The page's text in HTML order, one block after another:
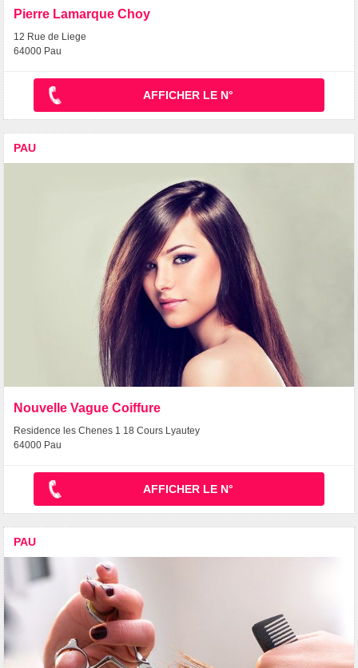
Pierre Lamarque Choy
12 Rue de Liege
64000 Pau
AFFICHER LE N°
PAU
Nouvelle Vague Coiffure
Residence les Chenes 1 18 Cours Lyautey
64000 Pau
AFFICHER LE N°
PAU